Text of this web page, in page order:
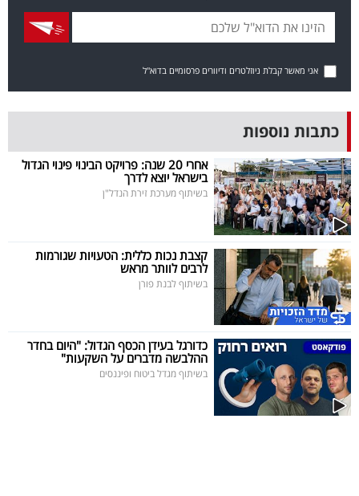
אחרינו:
אני מאשר קבלת ניוזלטרים ודיוורים פרסומיים בדוא"ל
כתבות נוספות
אחרי 20 שנה: פרויקט הבינוי פינוי הגדול
בישראל יוצא לדרך
בשיתוף מערכת זירת הנדל"ן
קצבת נכות כללית: הטעויות שגורמות
לרבים לוותר מראש
בשיתוף לבנת פורן
כדורגל בעידן הכסף הגדול: "היום בחדר
ההלבשה מדברים על השקעות"
בשיתוף מגדל ביטוח ופיננסים